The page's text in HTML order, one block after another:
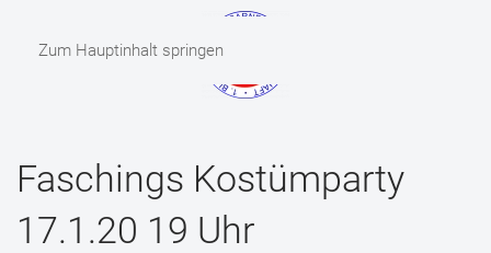
Zum Hauptinhalt springen
MENÜ
Faschings Kostümparty
17.1.20 19 Uhr